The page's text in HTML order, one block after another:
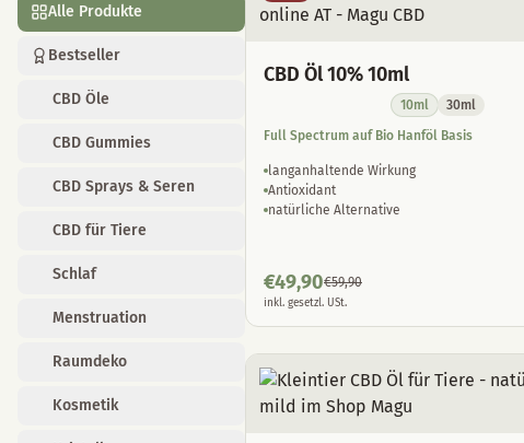
Alle Produkte
Bestseller
CBD Öle
CBD Gummies
CBD Sprays & Seren
CBD für Tiere
Schlaf
Menstruation
Raumdeko
Kosmetik
CBD Öl 10% 10ml
10ml
30ml
Full Spectrum auf Bio Hanföl Basis
langanhaltende Wirkung
Antioxidant
natürliche Alternative
€49,90€59,90
inkl. gesetzl. USt.